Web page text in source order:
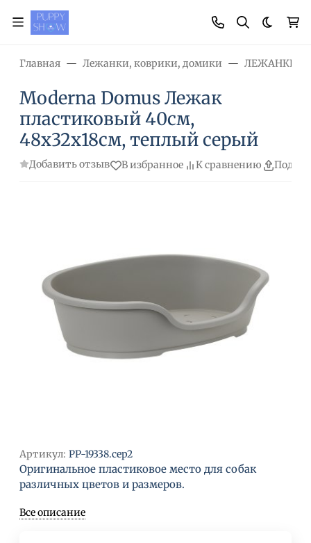
Главная Лежанки, коврики, домики ЛЕЖАНКИ
Moderna Domus Лежак
пластиковый 40см,
48х32х18см, теплый серый
Добавить отзыв В избранное К сравнению
Артикул: PP-19338.сер2
Оригинальное пластиковое место для собак
различных цветов и размеров.
Все описание